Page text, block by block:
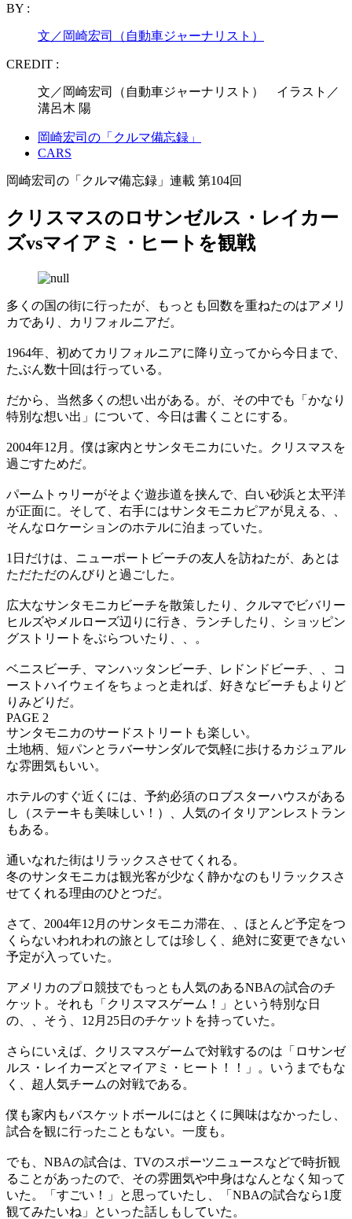
BY :
文／岡崎宏司（自動車ジャーナリスト）
CREDIT :
文／岡崎宏司（自動車ジャーナリスト） イラスト／
溝呂木 陽
岡崎宏司の「クルマ備忘録」
CARS
岡崎宏司の「クルマ備忘録」連載 第104回
クリスマスのロサンゼルス・レイカー
ズvsマイアミ・ヒートを観戦
多くの国の街に行ったが、もっとも回数を重ねたのはアメリ
カであり、カリフォルニアだ。
1964年、初めてカリフォルニアに降り立ってから今日まで、
たぶん数十回は行っている。
だから、当然多くの想い出がある。が、その中でも「かなり
特別な想い出」について、今日は書くことにする。
2004年12月。僕は家内とサンタモニカにいた。クリスマスを
過ごすためだ。
パームトゥリーがそよぐ遊歩道を挟んで、白い砂浜と太平洋
が正面に。そして、右手にはサンタモニカピアが見える、、
そんなロケーションのホテルに泊まっていた。
1日だけは、ニューポートビーチの友人を訪ねたが、あとは
ただただのんびりと過ごした。
広大なサンタモニカビーチを散策したり、クルマでビバリー
ヒルズやメルローズ辺りに行き、ランチしたり、ショッピン
グストリートをぶらついたり、、。
ベニスビーチ、マンハッタンビーチ、レドンドビーチ、、コ
ーストハイウェイをちょっと走れば、好きなビーチもよりど
りみどりだ。
PAGE 2
サンタモニカのサードストリートも楽しい。
土地柄、短パンとラバーサンダルで気軽に歩けるカジュアル
な雰囲気もいい。
ホテルのすぐ近くには、予約必須のロブスターハウスがある
し（ステーキも美味しい！）、人気のイタリアンレストラン
もある。
通いなれた街はリラックスさせてくれる。
冬のサンタモニカは観光客が少なく静かなのもリラックスさ
せてくれる理由のひとつだ。
さて、2004年12月のサンタモニカ滞在、、ほとんど予定をつ
くらないわれわれの旅としては珍しく、絶対に変更できない
予定が入っていた。
アメリカのプロ競技でもっとも人気のあるNBAの試合のチ
ケット。それも「クリスマスゲーム！」という特別な日
の、、そう、12月25日のチケットを持っていた。
さらにいえば、クリスマスゲームで対戦するのは「ロサンゼ
ルス・レイカーズとマイアミ・ヒート！！」。いうまでもな
く、超人気チームの対戦である。
僕も家内もバスケットボールにはとくに興味はなかったし、
試合を観に行ったこともない。一度も。
でも、NBAの試合は、TVのスポーツニュースなどで時折観
ることがあったので、その雰囲気や中身はなんとなく知って
いた。「すごい！」と思っていたし、「NBAの試合なら1度
観てみたいね」といった話しもしていた。